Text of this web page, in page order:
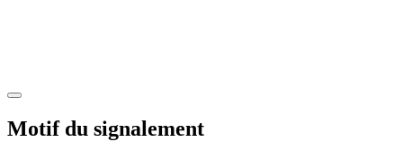
Motif du signalement